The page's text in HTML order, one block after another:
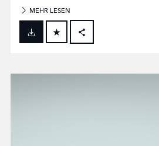
MEHR LESEN
FACEBOOK